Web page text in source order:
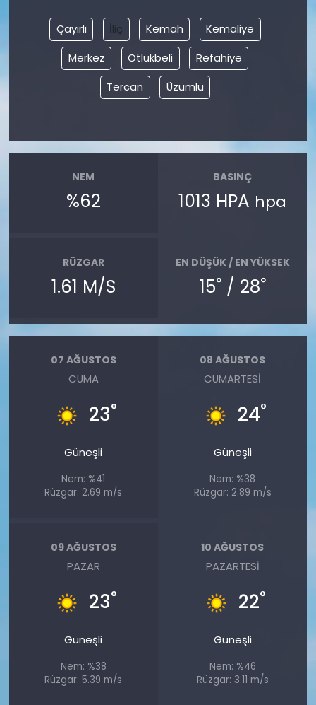
Çayırlı İliç Kemah
Kemaliye
Merkez
Otlukbeli
Refahiye
Tercan
Üzümlü
NEM
%62
BASINÇ
1013 HPA hpa
RÜZGAR
1.61 M/S
EN DÜŞÜK / EN YÜKSEK
15°/ 28°
07 AĞUSTOS
CUMA
23°
Güneşli
Nem: %41
Rüzgar: 2.69 m/s
08 AĞUSTOS
CUMARTESI
24°
Güneşli
Nem: %38
Rüzgar: 2.89 m/s
09 AĞUSTOS
PAZAR
23°
Güneşli
Nem: %38
Rüzgar: 5.39 m/s
10 AĞUSTOS
PAZARTESI
22°
Güneşli
Nem: %46
Rüzgar: 3.11 m/s